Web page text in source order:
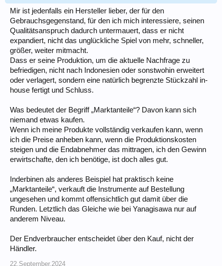
Mir ist jedenfalls ein Hersteller lieber, der für den
Gebrauchsgegenstand, für den ich mich interessiere, seinen
Qualitätsanspruch dadurch untermauert, dass er nicht
expandiert, nicht das unglückliche Spiel von mehr, schneller,
größer, weiter mitmacht.
Dass er seine Produktion, um die aktuelle Nachfrage zu
befriedigen, nicht nach Indonesien oder sonstwohin erweitert
oder verlagert, sondern eine natürlich begrenzte Stückzahl in-
house fertigt und Schluss.
Was bedeutet der Begriff „Marktanteile“? Davon kann sich
niemand etwas kaufen.
Wenn ich meine Produkte vollständig verkaufen kann, wenn
ich die Preise anheben kann, wenn die Produktionskosten
steigen und die Endabnehmer das mittragen, ich den Gewinn
erwirtschafte, den ich benötige, ist doch alles gut.
Inderbinen als anderes Beispiel hat praktisch keine
„Marktanteile“, verkauft die Instrumente auf Bestellung
ungesehen und kommt offensichtlich gut damit über die
Runden. Letztlich das Gleiche wie bei Yanagisawa nur auf
anderem Niveau.
Der Endverbraucher entscheidet über den Kauf, nicht der
Händler.
22.September.2024